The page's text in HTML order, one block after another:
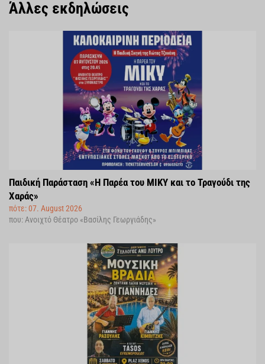
Άλλες εκδηλώσεις
Παιδική Παράσταση «Η Παρέα του ΜΙΚΥ και το Τραγούδι της
Χαράς»
πότε: 07. August 2026
που: Ανοιχτό Θέατρο «Βασίλης Γεωργιάδης»